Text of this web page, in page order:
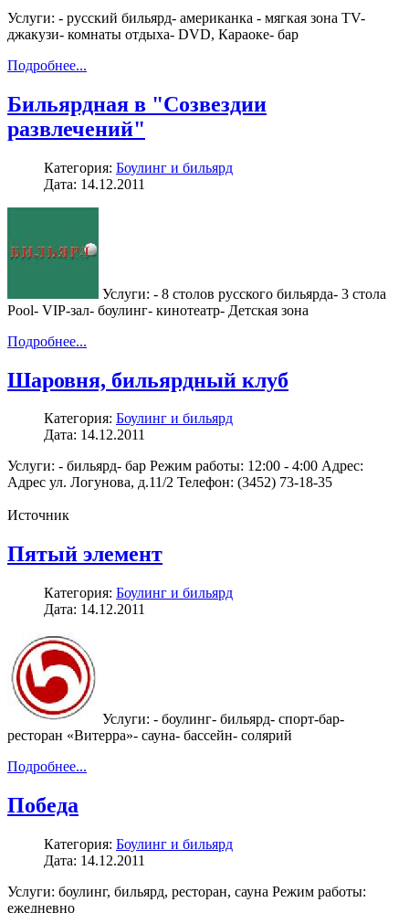
Услуги: - русский бильярд- американка - мягкая зона TV-
джакузи- комнаты отдыха- DVD, Караоке- бар
Подробнее...
Бильярдная в "Созвездии
развлечений"
Категория: Боулинг и бильярд
Дата: 14.12.2011
Услуги: - 8 столов русского бильярда- 3 стола
Pool- VIP-зал- боулинг- кинотеатр- Детская зона
Подробнее...
Шаровня, бильярдный клуб
Категория: Боулинг и бильярд
Дата: 14.12.2011
Услуги: - бильярд- бар Режим работы: 12:00 - 4:00 Адрес:
Адрес ул. Логунова, д.11/2 Телефон: (3452) 73-18-35
Источник
Пятый элемент
Категория: Боулинг и бильярд
Дата: 14.12.2011
Услуги: - боулинг- бильярд- спорт-бар-
ресторан «Витерра»- сауна- бассейн- солярий
Подробнее...
Победа
Категория: Боулинг и бильярд
Дата: 14.12.2011
Услуги: боулинг, бильярд, ресторан, сауна Режим работы:
ежедневно